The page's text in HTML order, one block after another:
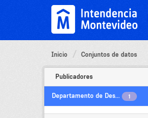
Inicio Conjuntos de datos
Publicadores
Departamento de Des... 1